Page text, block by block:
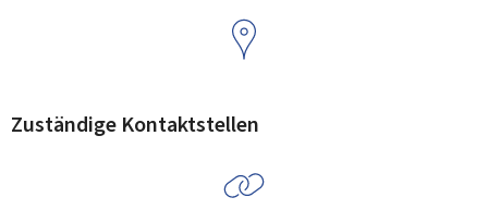
Zuständige Kontaktstellen